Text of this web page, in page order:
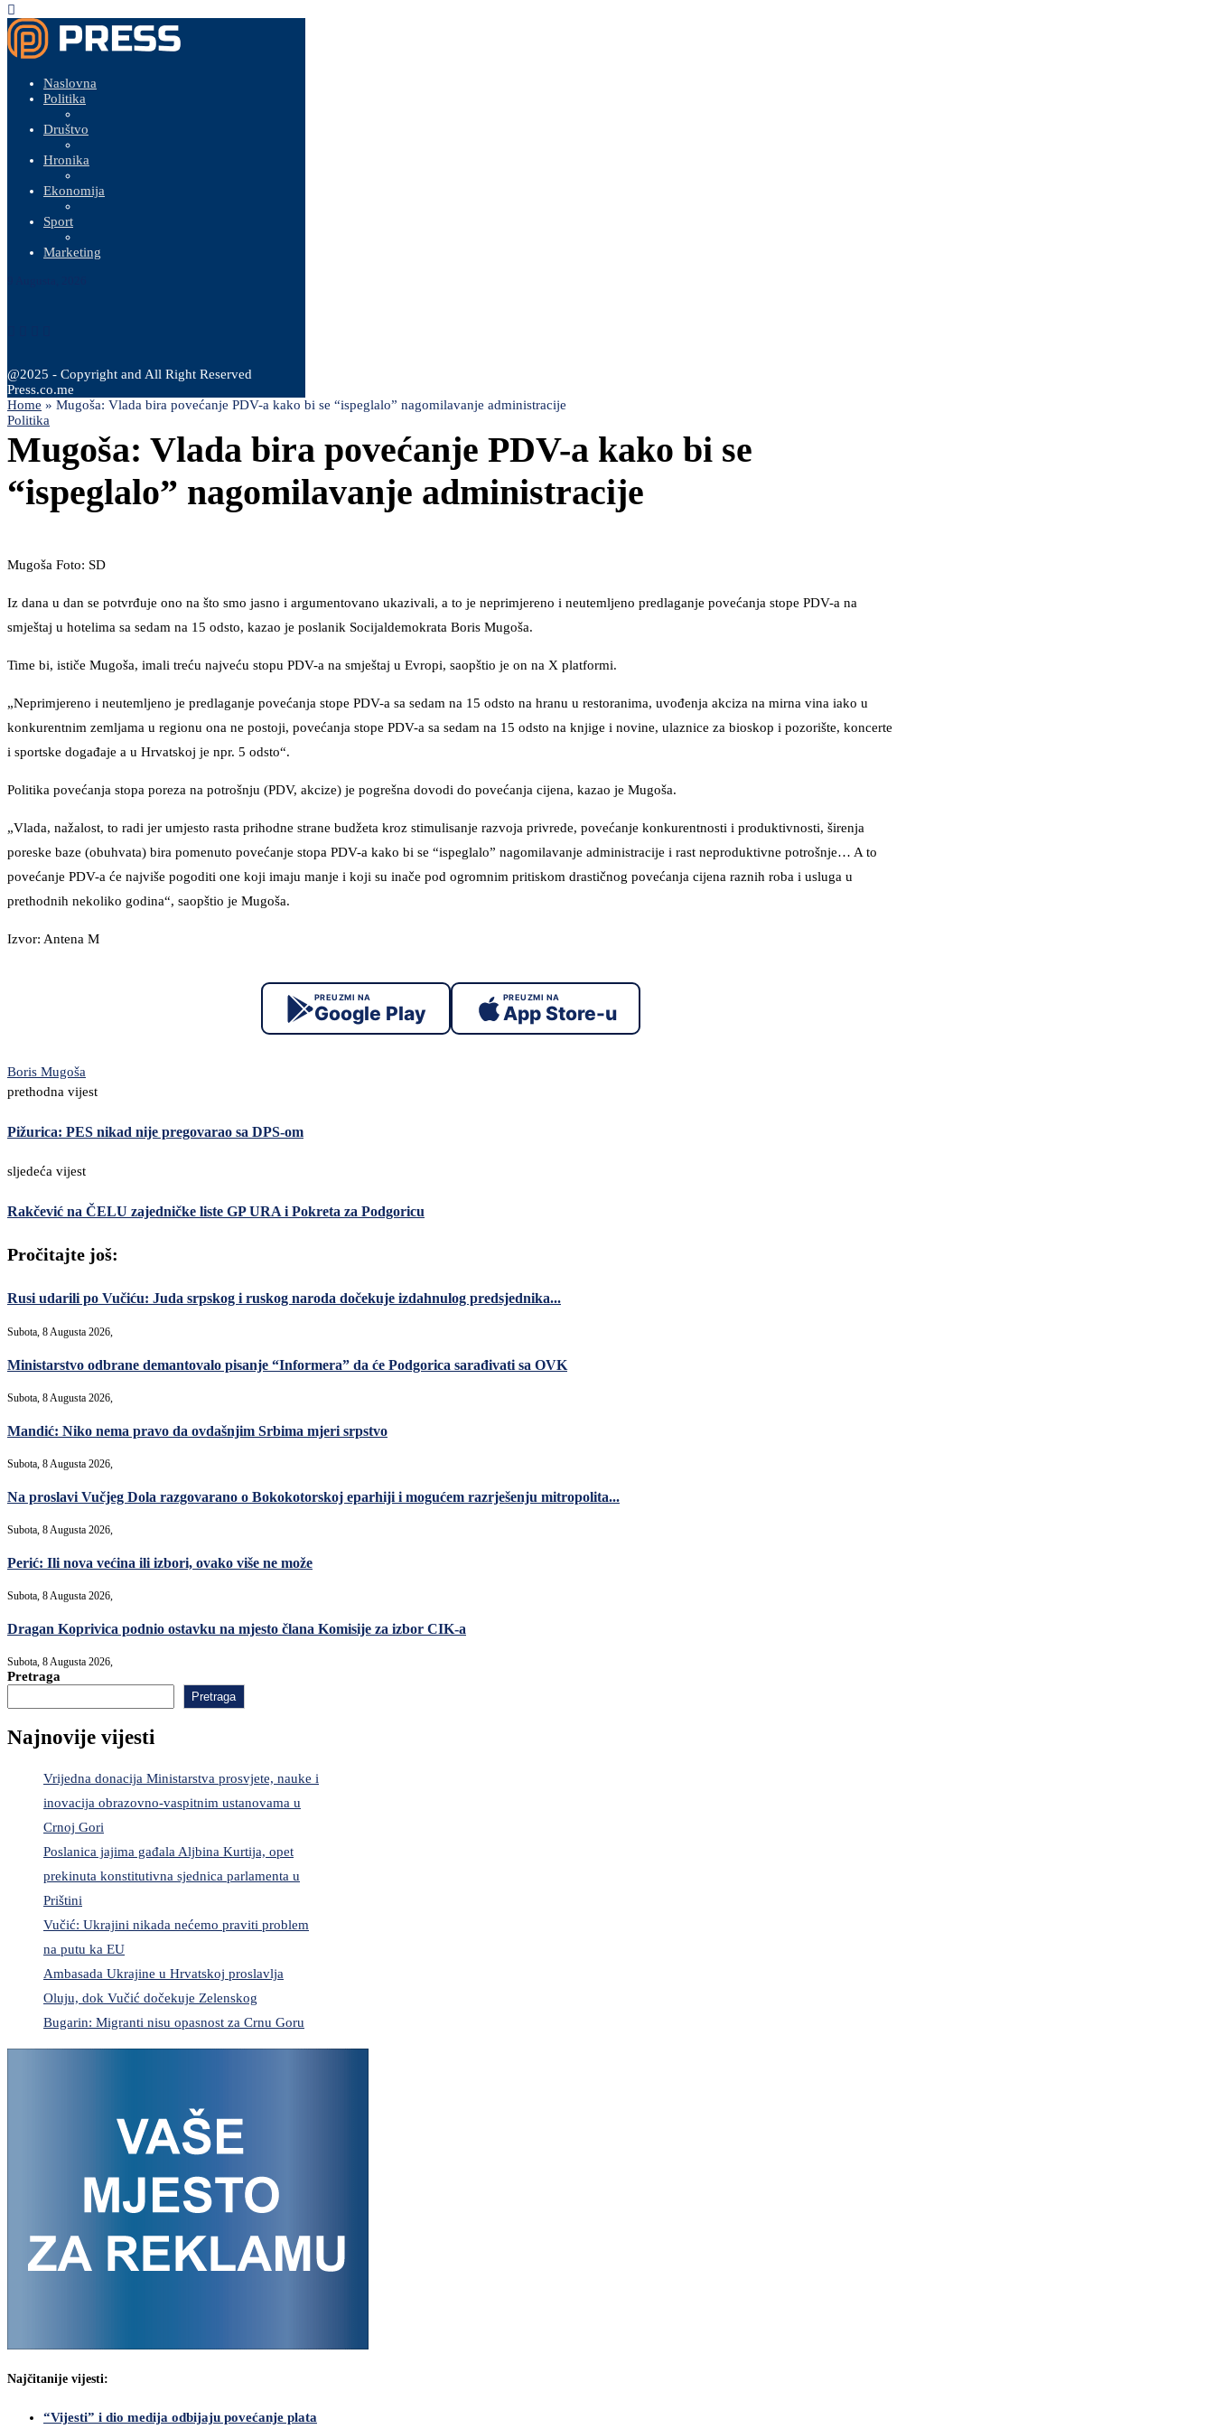
Naslovna
Politika
Društvo
Hronika
Ekonomija
Sport
Marketing
@2025 - Copyright and All Right Reserved
Press.co.me
Home » Mugoša: Vlada bira povećanje PDV-a kako bi se “ispeglalo” nagomilavanje administracije
Politika
Mugoša: Vlada bira povećanje PDV-a kako bi se
“ispeglalo” nagomilavanje administracije
Mugoša Foto: SD
Iz dana u dan se potvrđuje ono na što smo jasno i argumentovano ukazivali, a to je neprimjereno i neutemljeno predlaganje povećanja stope PDV-a na
smještaj u hotelima sa sedam na 15 odsto, kazao je poslanik Socijaldemokrata Boris Mugoša.
Time bi, ističe Mugoša, imali treću najveću stopu PDV-a na smještaj u Evropi, saopštio je on na X platformi.
„Neprimjereno i neutemljeno je predlaganje povećanja stope PDV-a sa sedam na 15 odsto na hranu u restoranima, uvođenja akciza na mirna vina iako u
konkurentnim zemljama u regionu ona ne postoji, povećanja stope PDV-a sa sedam na 15 odsto na knjige i novine, ulaznice za bioskop i pozorište, koncerte
i sportske događaje a u Hrvatskoj je npr. 5 odsto“.
Politika povećanja stopa poreza na potrošnju (PDV, akcize) je pogrešna dovodi do povećanja cijena, kazao je Mugoša.
„Vlada, nažalost, to radi jer umjesto rasta prihodne strane budžeta kroz stimulisanje razvoja privrede, povećanje konkurentnosti i produktivnosti, širenja
poreske baze (obuhvata) bira pomenuto povećanje stopa PDV-a kako bi se “ispeglalo” nagomilavanje administracije i rast neproduktivne potrošnje… A to
povećanje PDV-a će najviše pogoditi one koji imaju manje i koji su inače pod ogromnim pritiskom drastičnog povećanja cijena raznih roba i usluga u
prethodnih nekoliko godina“, saopštio je Mugoša.
Izvor: Antena M
PREUZMI NA
Google Play
PREUZMI NA
App Store-u
Boris Mugoša
prethodna vijest
Pižurica: PES nikad nije pregovarao sa DPS-om
sljedeća vijest
Rakčević na ČELU zajedničke liste GP URA i Pokreta za Podgoricu
Pročitajte još:
Rusi udarili po Vučiću: Juda srpskog i ruskog naroda dočekuje izdahnulog predsjednika...
Subota, 8 Augusta 2026,
Ministarstvo odbrane demantovalo pisanje “Informera” da će Podgorica sarađivati sa OVK
Subota, 8 Augusta 2026,
Mandić: Niko nema pravo da ovdašnjim Srbima mjeri srpstvo
Subota, 8 Augusta 2026,
Na proslavi Vučjeg Dola razgovarano o Bokokotorskoj eparhiji i mogućem razrješenju mitropolita...
Subota, 8 Augusta 2026,
Perić: Ili nova većina ili izbori, ovako više ne može
Subota, 8 Augusta 2026,
Dragan Koprivica podnio ostavku na mjesto člana Komisije za izbor CIK-a
Subota, 8 Augusta 2026,
Pretraga
Pretraga
Najnovije vijesti
Vrijedna donacija Ministarstva prosvjete, nauke i
inovacija obrazovno-vaspitnim ustanovama u
Crnoj Gori
Poslanica jajima gađala Aljbina Kurtija, opet
prekinuta konstitutivna sjednica parlamenta u
Prištini
Vučić: Ukrajini nikada nećemo praviti problem
na putu ka EU
Ambasada Ukrajine u Hrvatskoj proslavlja
Oluju, dok Vučić dočekuje Zelenskog
Bugarin: Migranti nisu opasnost za Crnu Goru
Najčitanije vijesti:
“Vijesti” i dio medija odbijaju povećanje plata